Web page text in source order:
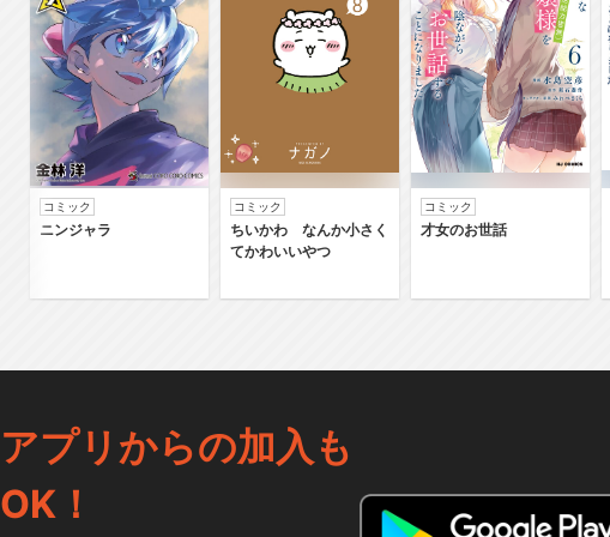
コミック
ニンジャラ
コミック
ちいかわ なんか小さく
てかわいいやつ
コミック
才女のお世話
アプリからの加入も
OK！